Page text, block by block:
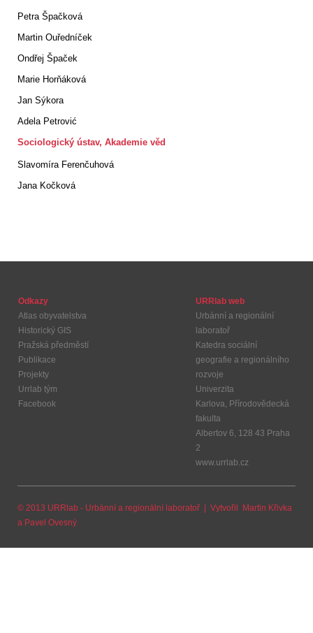
Petra Špačková
Martin Ouředníček
Ondřej Špaček
Marie Horňáková
Jan Sýkora
Adela Petrović
Sociologický ústav, Akademie věd
Slavomíra Ferenčuhová
Jana Kočková
Odkazy
Atlas obyvatelstva
Historický GIS
Pražská předměstí
Publikace
Projekty
Urrlab tým
Facebook
URRlab web
Urbánní a regionální
laboratoř
Katedra sociální
geografie a regionálního
rozvoje
Univerzita
Karlova, Přírodovědecká
fakulta
Albertov 6, 128 43 Praha
2
www.urrlab.cz
© 2013 URRlab - Urbánní a regionální laboratoř | Vytvořil
Martin Křivka
a Pavel Ovesný